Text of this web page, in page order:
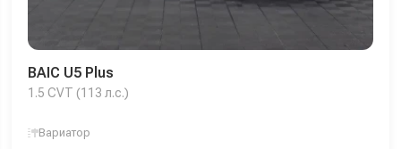
BAIC U5 Plus
1.5 CVT (113 л.с.)
Вариатор